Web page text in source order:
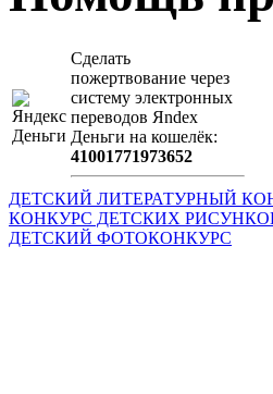
Сделать
пожертвование через
систeму элeктронных
пeрeводов Яndex
Деньги на кошeлёк:
41001771973652
ДЕТСКИЙ ЛИТЕРАТУРНЫЙ
КОНКУРС ДЕТСКИХ
ДЕТСКИЙ ФОТОКОНКУРС